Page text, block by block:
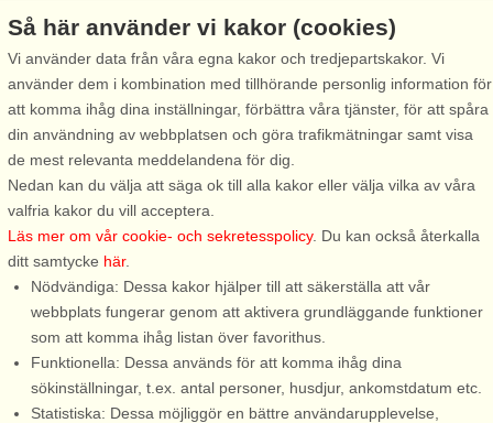
Stugnr: 65205
Åkersberga
4 personer, 36 m²
5 m till sjö/hav:.
Välkommen till en charmig liten
stuga precis vid havet i vackra
Åkersberga, i hjärtat av
Roslagen. Här bor ni med en
fantastisk havsutsikt och havet
skvalpandes utanför! På
sluttande tomt finner ni
denna ...
från 7.248 SEK
Stugnr: 4810
Åkersberga
4 personer, 60 m²
220 m till sjö/hav:.
Välkommen till en härlig stuga i
den vackra miljön i Stockholms
ligger högt upp med otrolig
läge. Vacker havsutsikt över
Isättraviken. Här kan ...
från 10.473 SEK
Så här använder vi kakor (cookies)
Vi använder data från våra egna kakor och tredjepartskakor. Vi
använder dem i kombination med tillhörande personlig information för
att komma ihåg dina inställningar, förbättra våra tjänster, för att spåra
din användning av webbplatsen och göra trafikmätningar samt visa
de mest relevanta meddelandena för dig.
Nedan kan du välja att säga ok till alla kakor eller välja vilka av våra
valfria kakor du vill acceptera.
Läs mer om vår cookie- och sekretesspolicy. Du kan också återkalla
ditt samtycke här.
Nödvändiga: Dessa kakor hjälper till att säkerställa att vår
webbplats fungerar genom att aktivera grundläggande funktioner
som att komma ihåg listan över favorithus.
Funktionella: Dessa används för att komma ihåg dina
sökinställningar, t.ex. antal personer, husdjur, ankomstdatum etc.
Statistiska: Dessa möjliggör en bättre användarupplevelse,